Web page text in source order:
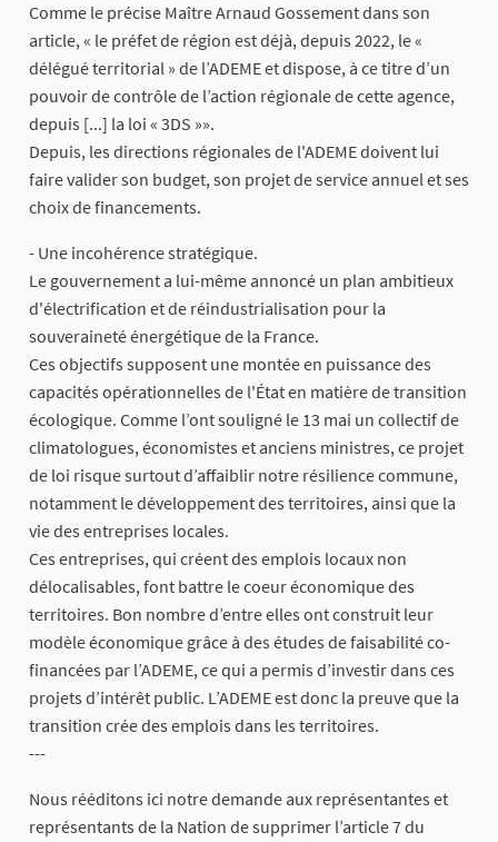
Comme le précise Maître Arnaud Gossement dans son
article, « le préfet de région est déjà, depuis 2022, le «
délégué territorial » de l’ADEME et dispose, à ce titre d’un
pouvoir de contrôle de l’action régionale de cette agence,
depuis [...] la loi « 3DS »».
Depuis, les directions régionales de l'ADEME doivent lui
faire valider son budget, son projet de service annuel et ses
choix de financements.
- Une incohérence stratégique.
Le gouvernement a lui-même annoncé un plan ambitieux
d'électrification et de réindustrialisation pour la
souveraineté énergétique de la France.
Ces objectifs supposent une montée en puissance des
capacités opérationnelles de l'État en matière de transition
écologique. Comme l’ont souligné le 13 mai un collectif de
climatologues, économistes et anciens ministres, ce projet
de loi risque surtout d’affaiblir notre résilience commune,
notamment le développement des territoires, ainsi que la
vie des entreprises locales.
Ces entreprises, qui créent des emplois locaux non
délocalisables, font battre le coeur économique des
territoires. Bon nombre d’entre elles ont construit leur
modèle économique grâce à des études de faisabilité co-
financées par l’ADEME, ce qui a permis d’investir dans ces
projets d’intérêt public. L’ADEME est donc la preuve que la
transition crée des emplois dans les territoires.
---
Nous rééditons ici notre demande aux représentantes et
représentants de la Nation de supprimer l’article 7 du